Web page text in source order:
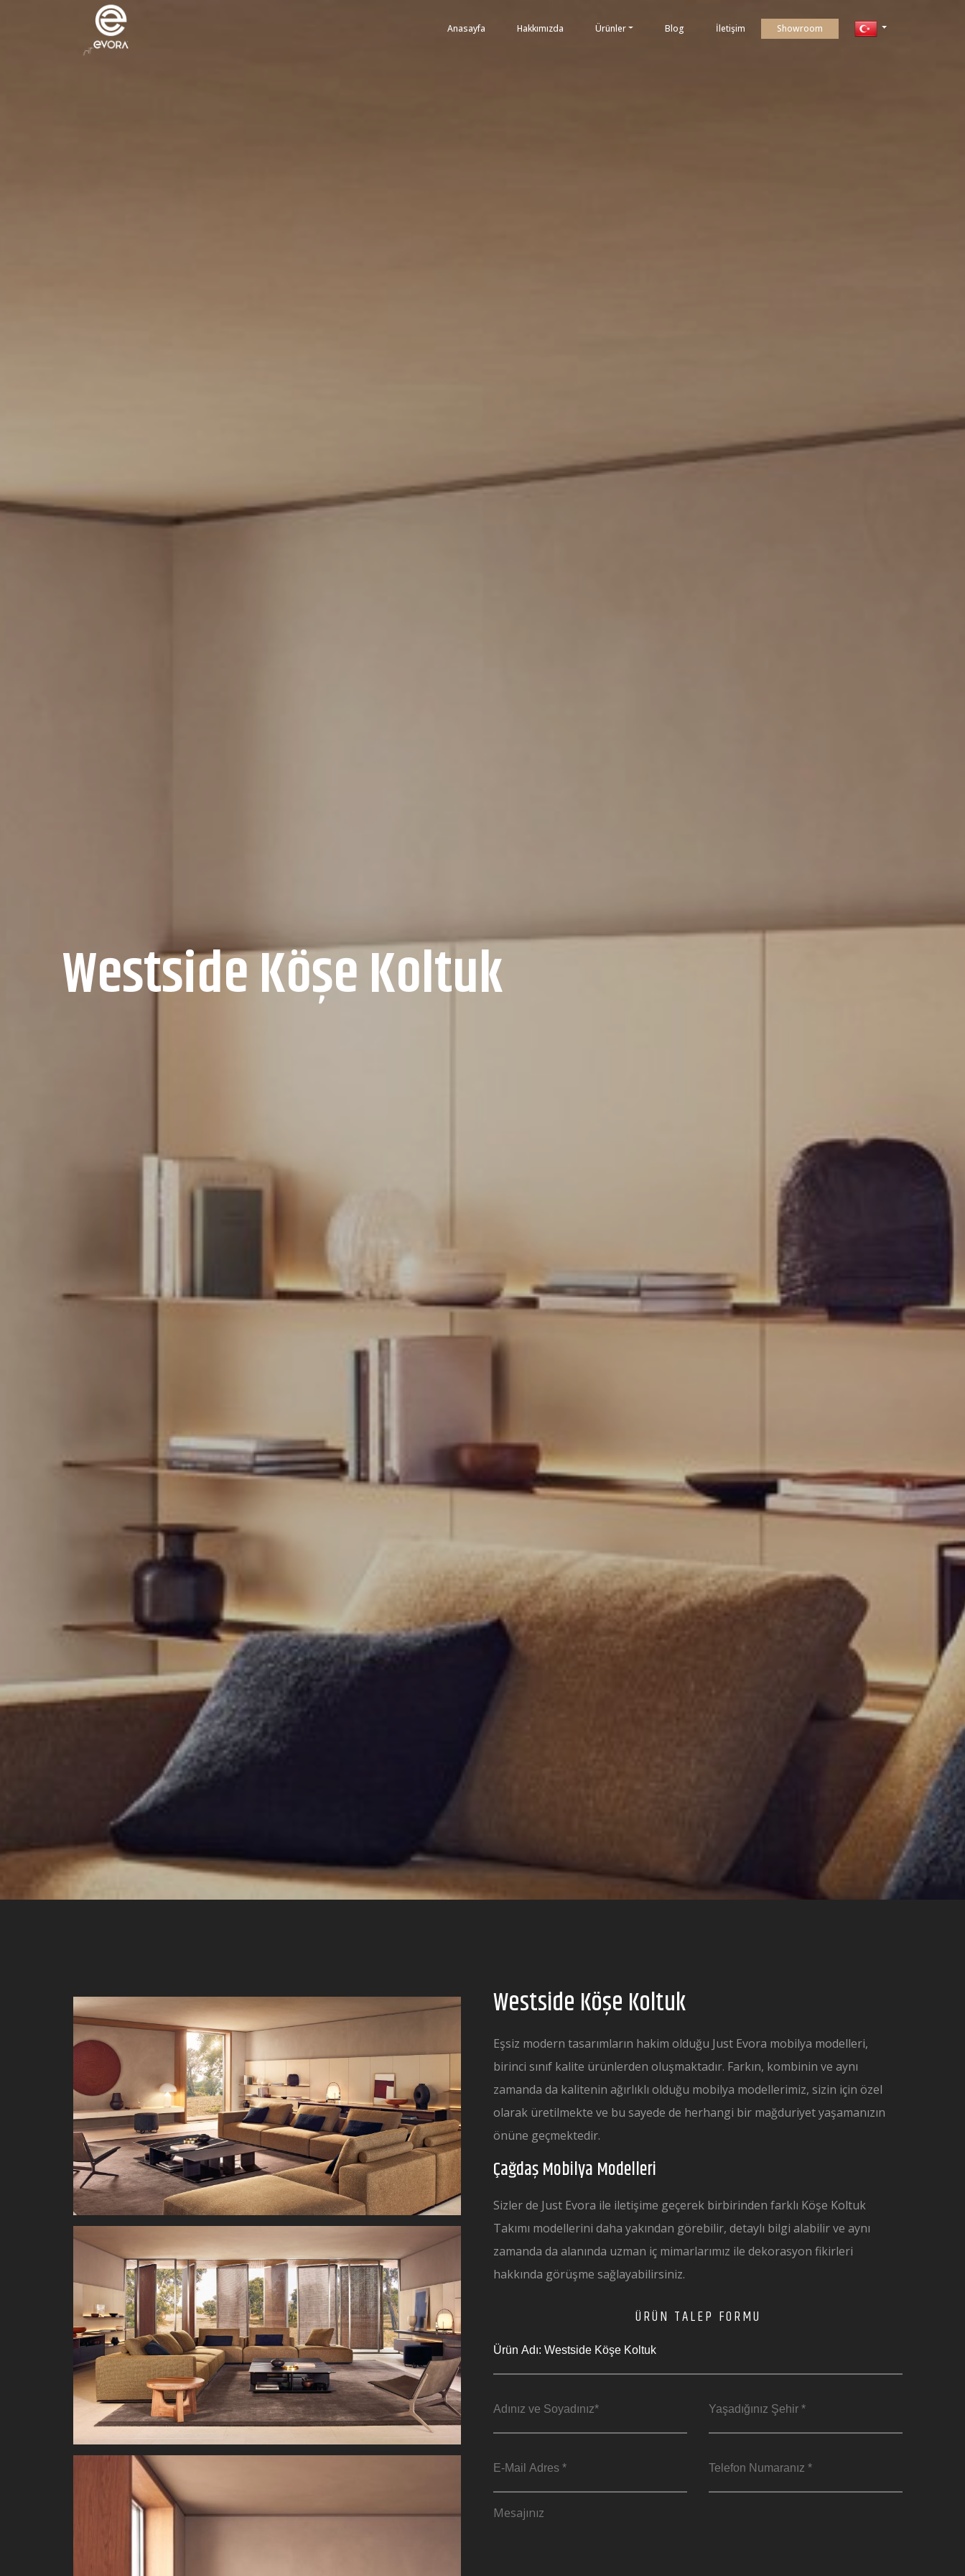
Anasayfa Hakkımızda Ürünler Blog İletişim Showroom
Westside Köşe Koltuk
Westside Köşe Koltuk
Eşsiz modern tasarımların hakim olduğu Just Evora mobilya modelleri,
birinci sınıf kalite ürünlerden oluşmaktadır. Farkın, kombinin ve aynı
zamanda da kalitenin ağırlıklı olduğu mobilya modellerimiz, sizin için özel
olarak üretilmekte ve bu sayede de herhangi bir mağduriyet yaşamanızın
önüne geçmektedir.
Çağdaş Mobilya Modelleri
Sizler de Just Evora ile iletişime geçerek birbirinden farklı Köşe Koltuk
Takımı modellerini daha yakından görebilir, detaylı bilgi alabilir ve aynı
zamanda da alanında uzman iç mimarlarımız ile dekorasyon fikirleri
hakkında görüşme sağlayabilirsiniz.
ÜRÜN TALEP FORMU